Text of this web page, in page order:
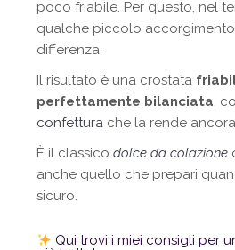
poco friabile. Per questo, nel
qualche piccolo
differenza.
Il risultato è una crostata
perfettamente bilanciata,
confettura che la rende
È il classicodolce da colazione
anche quello che prepari
sicuro.
Qui trovi i miei consigli per